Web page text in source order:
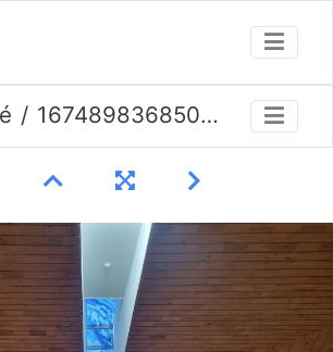
1674898368503-3 opti